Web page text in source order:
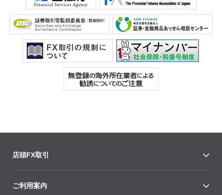
店頭FX取引
ご利用案内